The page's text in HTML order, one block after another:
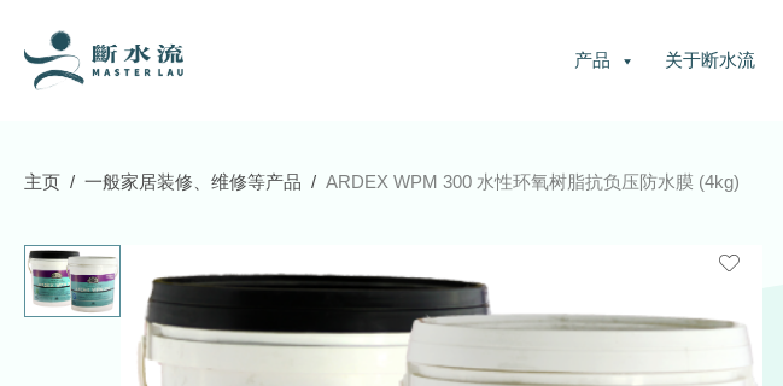
产品 关于断水流
主页 一般家居装修、维修等产品 ARDEX WPM 300 水性环氧树脂抗负压防水膜 (4kg)